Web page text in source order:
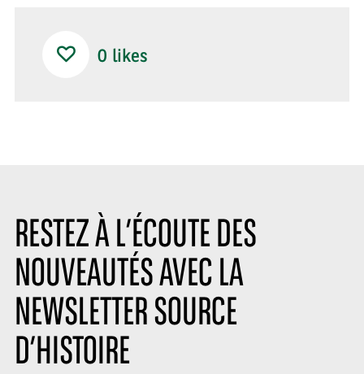
0 likes
RESTEZ À L’ÉCOUTE DES
NOUVEAUTÉS AVEC LA
NEWSLETTER SOURCE
D’HISTOIRE